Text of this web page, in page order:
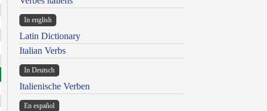
In english
Latin Dictionary
Italian Verbs
In Deutsch
Italienische Verben
En español